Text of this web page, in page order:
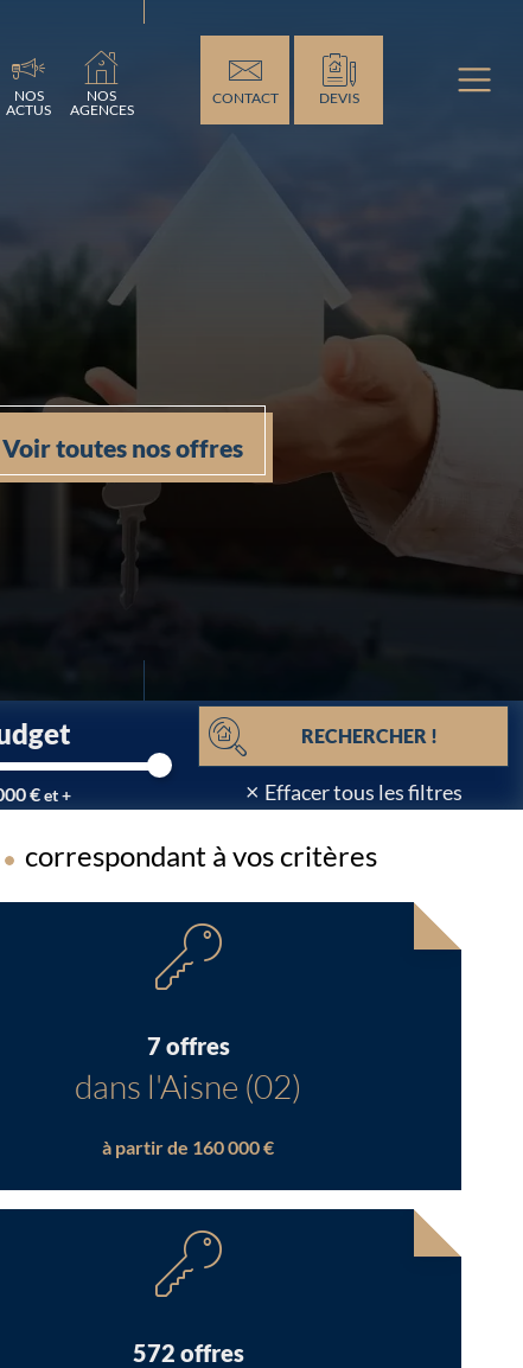
NOS
ACTUS
NOS
AGENCES
CONTACT DEVIS
Voir toutes nos offres
€et +
RECHERCHER !
× Effacer tous les filtres
Chargement...
correspondant à vos critères
7 offres
dans l'Aisne (02)
à partir de 160 000 €
572 offres